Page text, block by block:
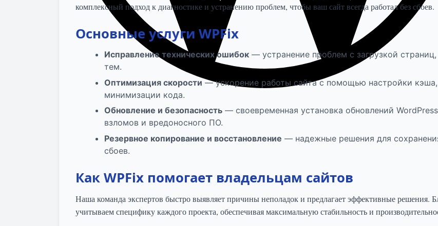
комплексный подход к диагностике и устранению проблем, чтобы ваш сайт всегда работал без сбоев.
Основные услуги WPFix
Исправление технических ошибок — устранение проблем с загрузкой
тем.
Оптимизация скорости— ускорение работы сайта с помощью настройки
минимизации кода.
Обновление и безопасность — своевременная установка обновлений
взломов и вредоносного ПО.
Резервное копирование и восстановление — надежные решения для
сбоев.
Как WPFix помогает владельцам сайтов
Наша команда экспертов быстро выявляет причины неполадок и предлагает эффективные решения.
учитываем специфику каждого проекта, обеспечивая максимальную стабильность и